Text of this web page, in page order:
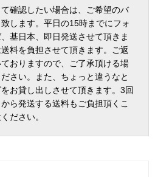
確認したい場合は、ご希望のバ
します。平日の15時までにフォ
基日本、即日発送させて頂きま
料を負担させて頂きます。ご返
おりますので、ご了承頂ける場
さい。また、ちょっと違うなと
お貸し出しさせて頂きます。3回
ら発送する送料もご負担頂くこ
ださい。